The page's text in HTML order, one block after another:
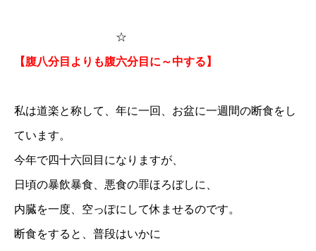
☆
【腹八分目よりも腹六分目に～中する】
私は道楽と称して、年に一回、お盆に一週間の断食をし
ています。
今年で四十六回目になりますが、
日頃の暴飲暴食、悪食の罪ほろぼしに、
内臓を一度、空っぽにして休ませるのです。
断食をすると、普段はいかに